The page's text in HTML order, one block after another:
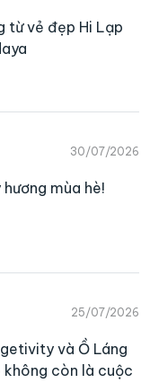
từ vẻ đẹp Hi Lạp
30/07/2026
mùa hè!
25/07/2026
và Ồ Láng
không còn là cuộc